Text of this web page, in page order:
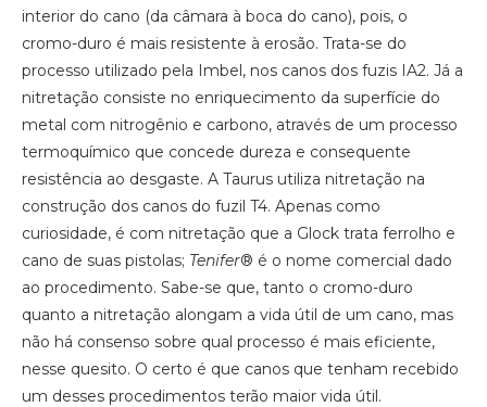
interior do cano (da câmara à boca do cano), pois, o
cromo-duro é mais resistente à erosão. Trata-se do
processo utilizado pela Imbel, nos canos dos fuzis IA2. Já a
nitretação consiste no enriquecimento da superfície do
metal com nitrogênio e carbono, através de um processo
termoquímico que concede dureza e consequente
resistência ao desgaste. A Taurus utiliza nitretação na
construção dos canos do fuzil T4. Apenas como
curiosidade, é com nitretação que a Glock trata ferrolho e
cano de suas pistolas; Tenifer® é o nome comercial dado
ao procedimento. Sabe-se que, tanto o cromo-duro
quanto a nitretação alongam a vida útil de um cano, mas
não há consenso sobre qual processo é mais eficiente,
nesse quesito. O certo é que canos que tenham recebido
um desses procedimentos terão maior vida útil.